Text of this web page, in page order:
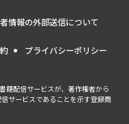
情報の外部送信について
プライバシーポリシー
籍配信サービスが、著作権者から
サービスであることを示す登録商